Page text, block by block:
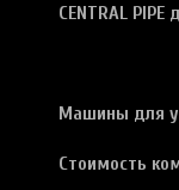
CENTRAL PIPE
Машины для
Стоимость